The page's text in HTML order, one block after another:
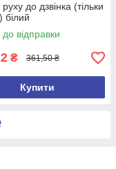
до дзвінка (тільки
білий
до відправки
₴ 361,50 ₴
Купити